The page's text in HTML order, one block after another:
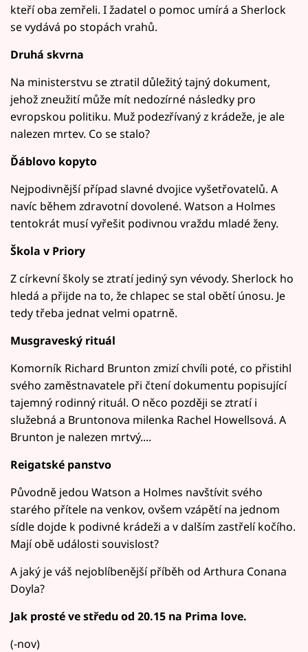
kteří oba zemřeli. I žadatel o pomoc umírá a Sherlock
se vydává po stopách vrahů.
Druhá skvrna
Na ministerstvu se ztratil důležitý tajný dokument,
jehož zneužití může mít nedozírné následky pro
evropskou politiku. Muž podezřívaný z krádeže, je ale
nalezen mrtev. Co se stalo?
Ďáblovo kopyto
Nejpodivnější případ slavné dvojice vyšetřovatelů. A
navíc během zdravotní dovolené. Watson a Holmes
tentokrát musí vyřešit podivnou vraždu mladé ženy.
Škola v Priory
Z církevní školy se ztratí jediný syn vévody. Sherlock ho
hledá a přijde na to, že chlapec se stal obětí únosu. Je
tedy třeba jednat velmi opatrně.
Musgraveský rituál
Komorník Richard Brunton zmizí chvíli poté, co přistihl
svého zaměstnavatele při čtení dokumentu popisující
tajemný rodinný rituál. O něco později se ztratí i
služebná a Bruntonova milenka Rachel Howellsová. A
Brunton je nalezen mrtvý....
Reigatské panstvo
Původně jedou Watson a Holmes navštívit svého
starého přítele na venkov, ovšem vzápětí na jednom
sídle dojde k podivné krádeži a v dalším zastřelí kočího.
Mají obě události souvislost?
A jaký je váš nejoblíbenější příběh od Arthura Conana
Doyla?
Jak prosté ve středu od 20.15 na Prima love.
(-nov)